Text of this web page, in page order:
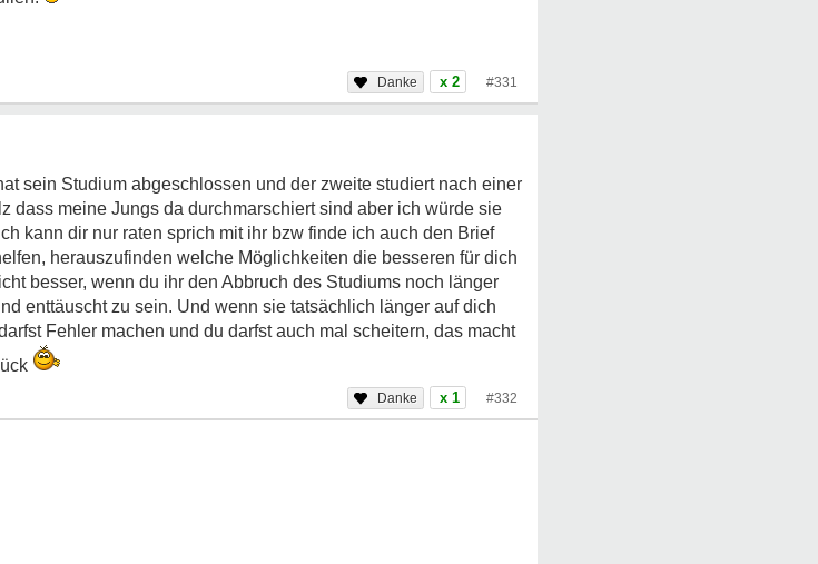
x 2 #331
sein Studium abgeschlossen und der zweite studiert nach einer
dass meine Jungs da durchmarschiert sind aber ich würde sie
kann dir nur raten sprich mit ihr bzw finde ich auch den Brief
herauszufinden welche Möglichkeiten die besseren für dich
besser, wenn du ihr den Abbruch des Studiums noch länger
enttäuscht zu sein. Und wenn sie tatsächlich länger auf dich
Fehler machen und du darfst auch mal scheitern, das macht
x 1 #332